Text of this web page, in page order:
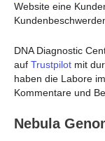
Website eine
DNA Diagnostic
auf Trustpilot mit
haben die Labore
Kommentare und
Nebula